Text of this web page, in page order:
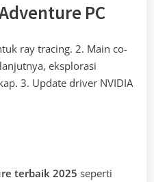
PC
ray tracing. 2. Main co-
eksplorasi
3. Update driver NVIDIA
terbaik 2025 seperti